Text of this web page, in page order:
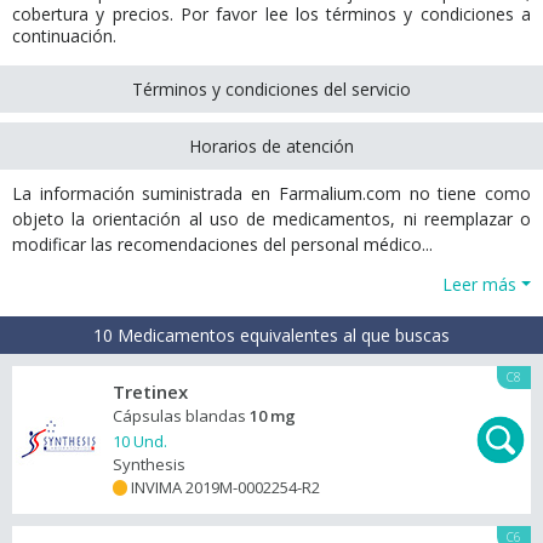
cobertura y precios. Por favor lee los términos y condiciones a
continuación.
Términos y condiciones del servicio
Horarios de atención
La información suministrada en Farmalium.com no tiene como
objeto la orientación al uso de medicamentos, ni reemplazar o
modificar las recomendaciones del personal médico...
Leer más
10 Medicamentos equivalentes al que buscas
C8
Tretinex
Cápsulas blandas 10 mg
10 Und.
Synthesis
INVIMA 2019M-0002254-R2
C6